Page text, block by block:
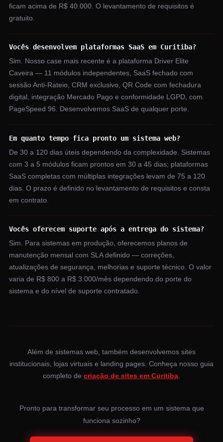
ficam acima de R$ 40.000. O levantamento de requisitos é
gratuito.
Vocês desenvolvem plataformas SaaS em Curitiba?
Sim. Nosso case mais recente é a plataforma Driver Elite
Caveira — 11 módulos independentes, SaaS fechado com
sessão Anti-Rateio, CRM exclusivo, QR Code com fechadura
digital, integração Mercado Pago e conformidade LGPD, com
PageSpeed 96. Desenvolvemos SaaS de qualquer porte.
Em quanto tempo fica pronto um sistema web?
De 30 a 120 dias úteis dependendo da complexidade. Sistemas
com 3 a 5 módulos ficam prontos em 30 a 45 dias; plataformas
SaaS completas com múltiplas integrações levam de 75 a 120
dias. O prazo é definido no levantamento de requisitos e consta
em contrato.
Vocês oferecem suporte após a entrega do sistema?
Sim. Para sistemas em produção, oferecemos planos de
manutenção mensal com SLA definido — correções,
atualizações de segurança, melhorias e suporte técnico. O valor
varia de R$ 800 a R$ 3.000/mês dependendo do porte do
sistema e do nível de suporte contratado.
Além de sistemas web, também desenvolvemos sites
institucionais, lojas virtuais e landing pages. Conheça nosso guia
completo de criação de sites em Curitiba.
Pronto para transformar seu processo em um sistema que
funciona sozinho?